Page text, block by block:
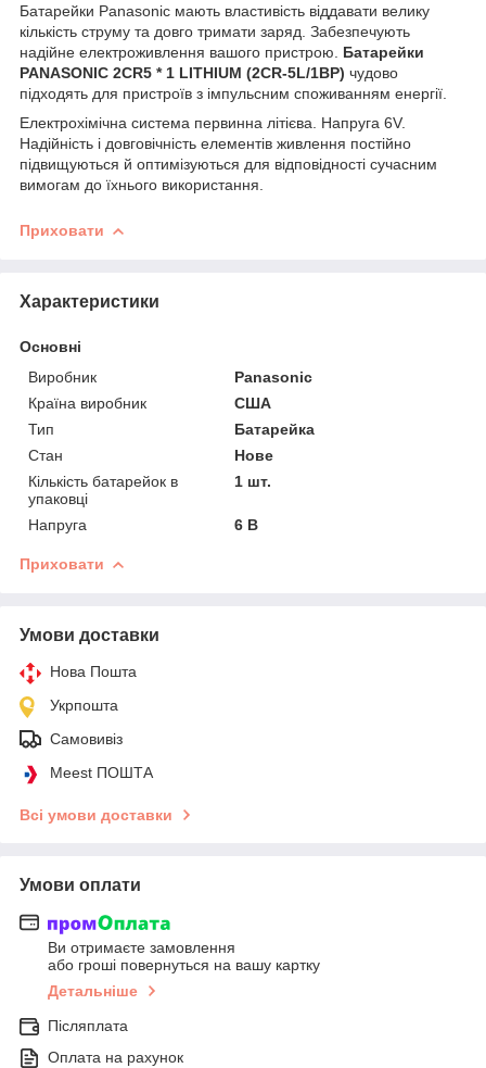
Батарейки Panasonic мають властивість віддавати велику
кількість струму та довго тримати заряд. Забезпечують
надійне електроживлення вашого пристрою. Батарейки
PANASONIC 2CR5 * 1 LITHIUM (2CR-5L/1BP) чудово
підходять для пристроїв з імпульсним споживанням енергії.
Електрохімічна система первинна літієва. Напруга 6V.
Надійність і довговічність елементів живлення постійно
підвищуються й оптимізуються для відповідності сучасним
вимогам до їхнього використання.
Приховати
Характеристики
Основні
Виробник
Panasonic
Країна виробник
США
Тип
Батарейка
Стан
Нове
Кількість батарейок в
упаковці
1 шт.
Напруга 6 В
Приховати
Умови доставки
Нова Пошта
Укрпошта
Самовивіз
Meest ПОШТА
Всі умови доставки
Умови оплати
Ви отримаєте замовлення
або гроші повернуться на вашу картку
Детальніше
Післяплата
Оплата на рахунок